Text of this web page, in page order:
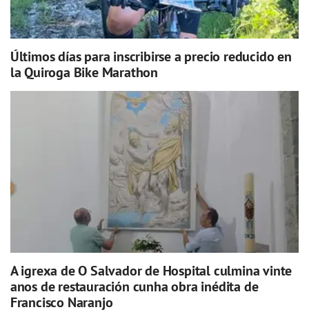
Últimos días para inscribirse a precio reducido en
la Quiroga Bike Marathon
A igrexa de O Salvador de Hospital culmina vinte
anos de restauración cunha obra inédita de
Francisco Naranjo